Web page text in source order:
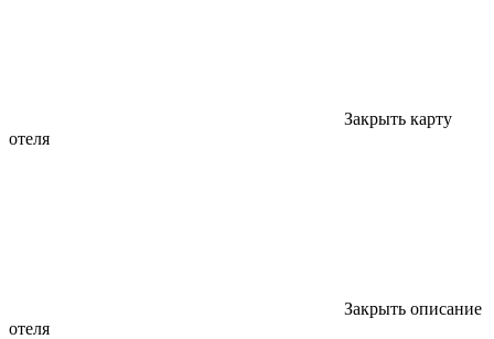
Закрыть карту
отеля
Закрыть описание
отеля